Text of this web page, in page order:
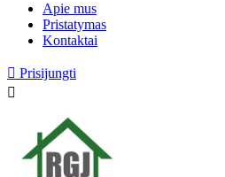
Apie mus
Pristatymas
Kontaktai
 Prisijungti
